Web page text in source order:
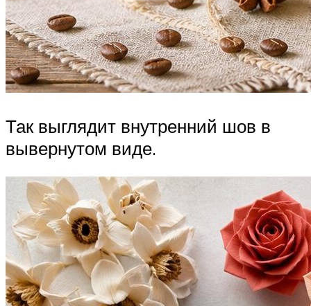
Так выглядит внутренний шов в
вывернутом виде.